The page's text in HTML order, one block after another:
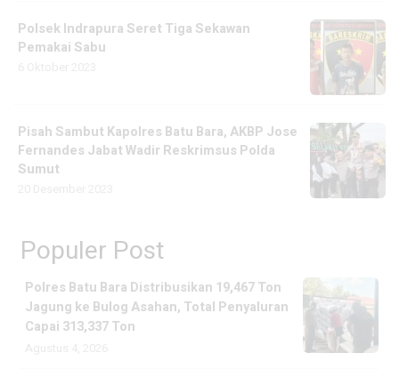
Polsek Indrapura Seret Tiga Sekawan
Pemakai Sabu
Pisah Sambut Kapolres Batu Bara, AKBP Jose
Fernandes Jabat Wadir Reskrimsus Polda
Sumut
Populer Post
Polres Batu Bara Distribusikan 19,467 Ton
Jagung ke Bulog Asahan, Total Penyaluran
Capai 313,337 Ton